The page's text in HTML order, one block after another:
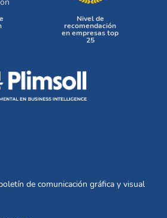
Nivel de
recomendación
en empresas top
25
de comunicación gráfica y visual